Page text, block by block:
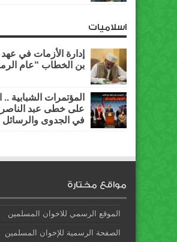
اسلاميات
إدارة الأزمات في
بن الخطاب “عام
المؤتمرات الشبابية
على خطى عبد الناصر
في الجدوى والرسائل
مواقع مختارة
الموقع الرسمي للاخوان المسلمين
الصفحة الرسمية للإخوان المسلمين